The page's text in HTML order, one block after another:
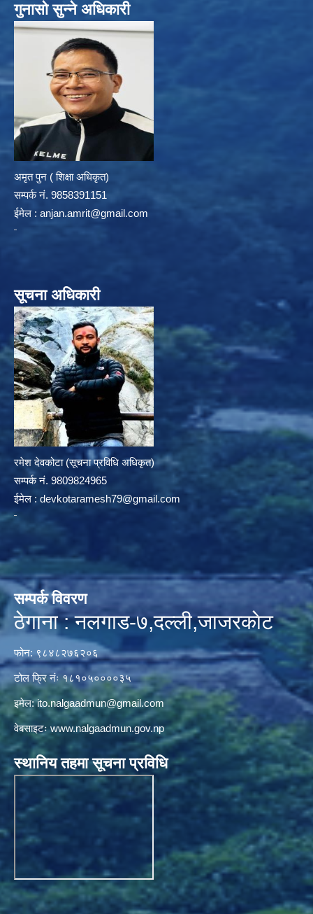
गुनासो सुन्ने अधिकारी
अमृत पुन ( शिक्षा अधिकृत)
सम्पर्क न‌ं. 9858391151
ईमेल : anjan.amrit@gmail.com
सूचना अधिकारी
रमेश देवकोटा (सूचना प्रविधि अधिकृत)
सम्पर्क न‌ं. 9809824965
ईमेल : devkotaramesh79@gmail.com
सम्पर्क विवरण
ठेगाना : नलगाड-७,दल्ली,जाजरकाेट
फोन: ९८४८२७६२०६
टोल फ्रि नंः १८१०५००००३५
इमेल:ito.nalgaadmun@gmail.com
वेबसाइटःwww.nalgaadmun.gov.np
स्थानिय तहमा सूचना प्रविधि